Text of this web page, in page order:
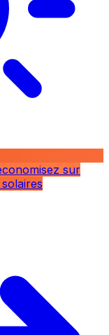
sur